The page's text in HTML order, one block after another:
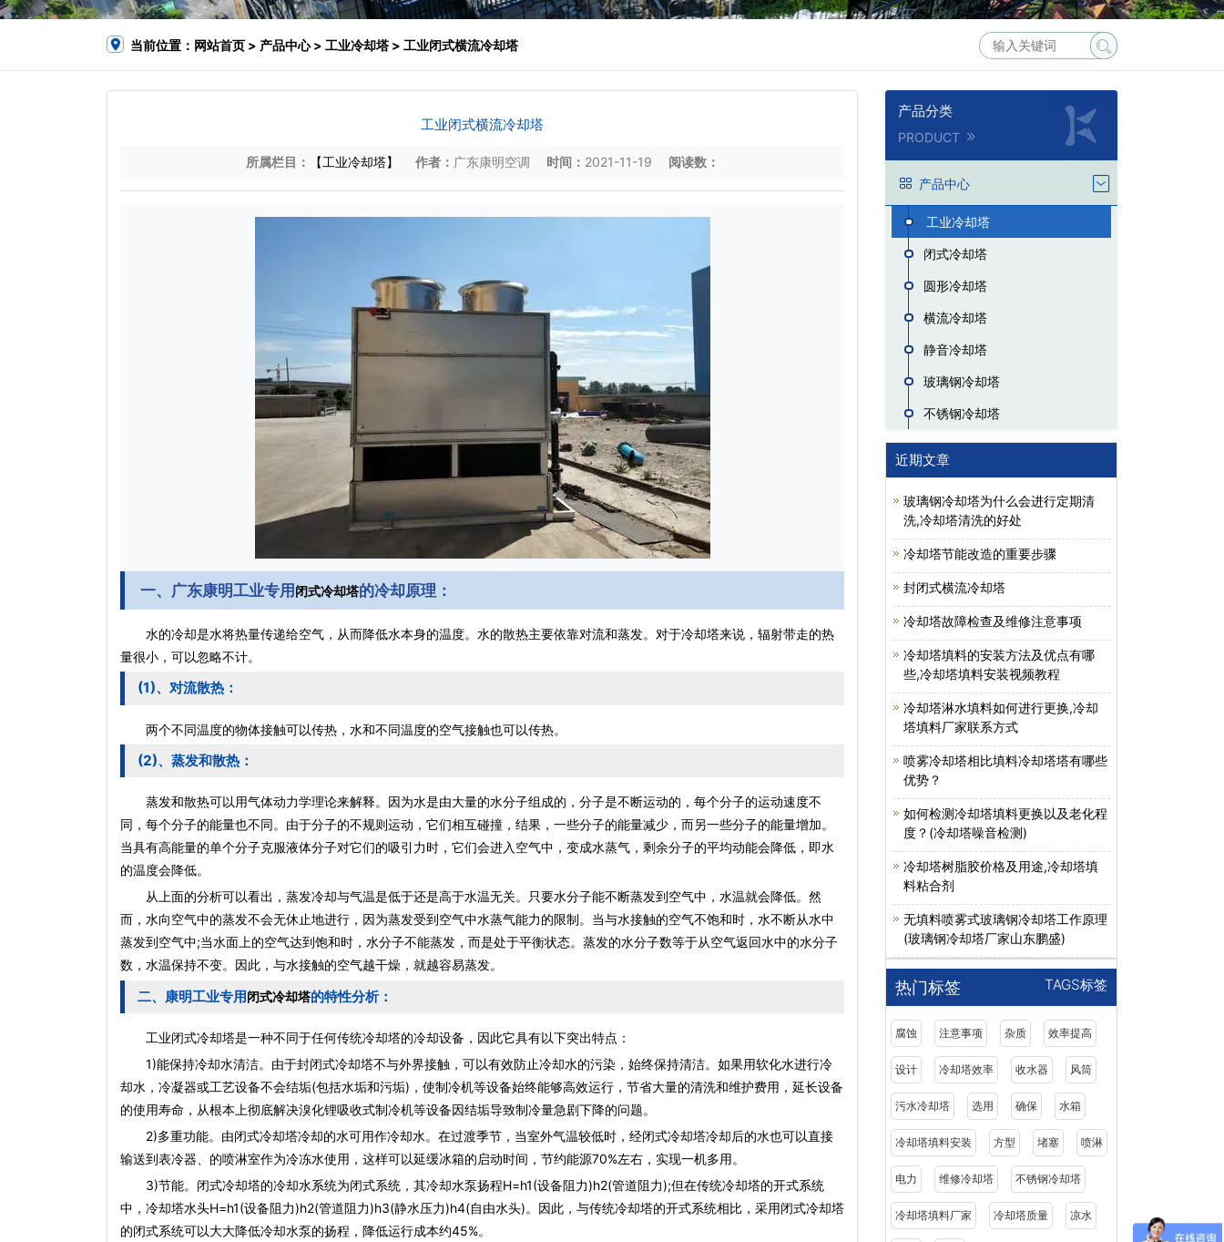
当前位置： 网站首页 > 产品中心> 工业冷却塔 > 工业闭式横流冷却塔
工业闭式横流冷却塔
所属栏目： 【工业冷却塔】 作者： 广东康明空调 时间： 2021-11-19 阅读数：
一、广东康明工业专用 闭式冷却塔的冷却原理：
水的冷却是水将热量传递给空气，从而降低水本身的温度。水的散热主要依靠对流和蒸发。对于冷却塔来说，辐射带走的热
量很小，可以忽略不计。
(1)、对流散热：
两个不同温度的物体接触可以传热，水和不同温度的空气接触也可以传热。
(2)、蒸发和散热：
蒸发和散热可以用气体动力学理论来解释。因为水是由大量的水分子组成的，分子是不断运动的，每个分子的运动速度不
同，每个分子的能量也不同。由于分子的不规则运动，它们相互碰撞，结果，一些分子的能量减少，而另一些分子的能量增加。
当具有高能量的单个分子克服液体分子对它们的吸引力时，它们会进入空气中，变成水蒸气，剩余分子的平均动能会降低，即水
的温度会降低。
从上面的分析可以看出，蒸发冷却与气温是低于还是高于水温无关。只要水分子能不断蒸发到空气中，水温就会降低。然
而，水向空气中的蒸发不会无休止地进行，因为蒸发受到空气中水蒸气能力的限制。当与水接触的空气不饱和时，水不断从水中
蒸发到空气中;当水面上的空气达到饱和时，水分子不能蒸发，而是处于平衡状态。蒸发的水分子数等于从空气返回水中的水分子
数，水温保持不变。因此，与水接触的空气越干燥，就越容易蒸发。
二、康明工业专用闭式冷却塔的特性分析：
工业闭式冷却塔是一种不同于任何传统冷却塔的冷却设备，因此它具有以下突出特点：
1)能保持冷却水清洁。由于封闭式冷却塔不与外界接触，可以有效防止冷却水的污染，始终保持清洁。如果用软化水进行冷
却水，冷凝器或工艺设备不会结垢(包括水垢和污垢)，使制冷机等设备始终能够高效运行，节省大量的清洗和维护费用，延长设备
的使用寿命，从根本上彻底解决溴化锂吸收式制冷机等设备因结垢导致制冷量急剧下降的问题。
2)多重功能。由闭式冷却塔冷却的水可用作冷却水。在过渡季节，当室外气温较低时，经闭式冷却塔冷却后的水也可以直接
输送到表冷器、的喷淋室作为冷冻水使用，这样可以延缓冰箱的启动时间，节约能源70%左右，实现一机多用。
3)节能。 闭式冷却塔的冷却水系统为闭式系统，其冷却水泵扬程H=h1(设备阻力)h2(管道阻力);但在传统冷却塔的开式系统
中，冷却塔水头H=h1(设备阻力)h2(管道阻力)h3(静水压力)h4(自由水头)。因此，与传统冷却塔的开式系统相比，采用闭式冷却塔
的闭式系统可以大大降低冷却水泵的扬程，降低运行成本约45%。
产品分类
PRODUCT
产品中心
工业冷却塔
闭式冷却塔
圆形冷却塔
横流冷却塔
静音冷却塔
玻璃钢冷却塔
不锈钢冷却塔
近期文章
玻璃钢冷却塔为什么会进行定期清
洗,冷却塔清洗的好处
冷却塔节能改造的重要步骤
封闭式横流冷却塔
冷却塔故障检查及维修注意事项
冷却塔填料的安装方法及优点有哪
些,冷却塔填料安装视频教程
冷却塔淋水填料如何进行更换,冷却
塔填料厂家联系方式
喷雾冷却塔相比填料冷却塔塔有哪些
优势？
如何检测冷却塔填料更换以及老化程
度？(冷却塔噪音检测)
冷却塔树脂胶价格及用途,冷却塔填
料粘合剂
无填料喷雾式玻璃钢冷却塔工作原理
(玻璃钢冷却塔厂家山东鹏盛)
热门标签 TAGS标签
腐蚀 注意事项 杂质 效率提高
设计 冷却塔效率 收水器 风筒
污水冷却塔 选用 确保 水箱
冷却塔填料安装 方型 堵塞 喷淋
电力 维修冷却塔 不锈钢冷却塔
冷却塔填料厂家 冷却塔质量 凉水